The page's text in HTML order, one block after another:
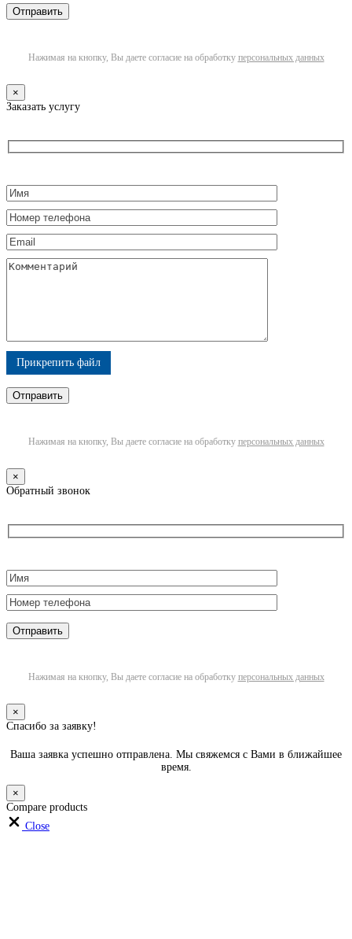
Нажимая на кнопку, Вы даете согласие на обработку персональных данных
×
Заказать услугу
Прикрепить файл
Нажимая на кнопку, Вы даете согласие на обработку персональных данных
×
Обратный звонок
Нажимая на кнопку, Вы даете согласие на обработку персональных данных
×
Спасибо за заявку!
Ваша заявка успешно отправлена. Мы свяжемся с Вами в ближайшее
время.
×
Compare products
Close